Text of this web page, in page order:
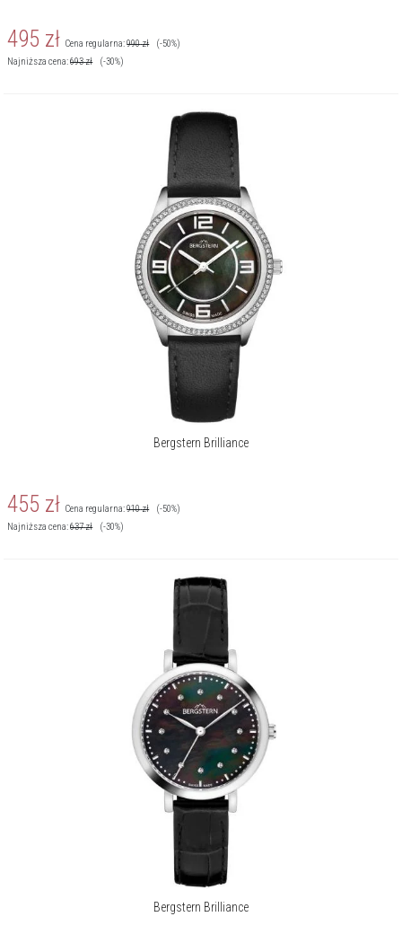
495 zł Cena regularna:990zł
(-50%)
Najniższa cena:693zł (-30%)
Bergstern Brilliance
455 zł Cena regularna:910zł
(-50%)
Najniższa cena:637zł (-30%)
Bergstern Brilliance